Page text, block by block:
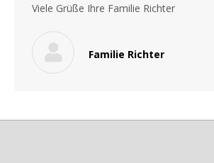
Viele Grüße Ihre Familie Richter
Familie Richter